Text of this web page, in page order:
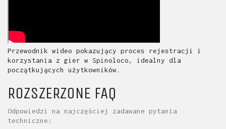
Przewodnik wideo pokazujący proces rejestracji i
korzystania z gier w Spinoloco, idealny dla
początkujących użytkowników.
ROZSZERZONE FAQ
Odpowiedzi na najczęściej zadawane pytania
techniczne: